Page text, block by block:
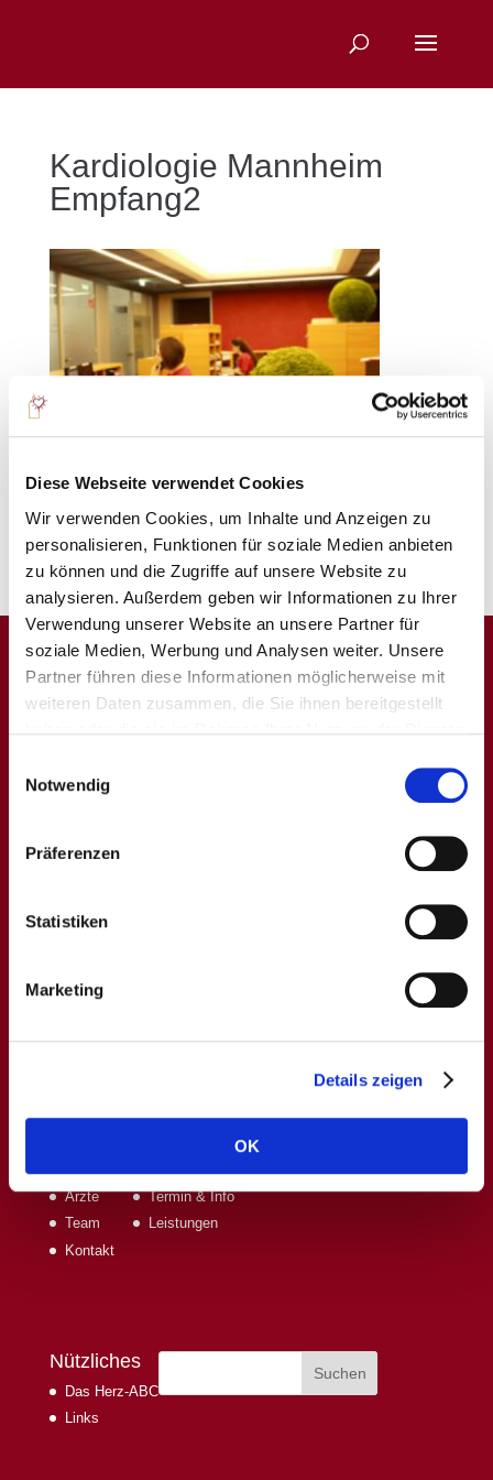
Diese Webseite verwendet Cookies
Wir verwenden Cookies, um Inhalte und Anzeigen zu
personalisieren, Funktionen für soziale Medien anbieten
zu können und die Zugriffe auf unsere Website zu
analysieren. Außerdem geben wir Informationen zu Ihrer
Verwendung unserer Website an unsere Partner für
soziale Medien, Werbung und Analysen weiter. Unsere
Partner führen diese Informationen möglicherweise mit
weiteren Daten zusammen, die Sie ihnen bereitgestellt
Cookies, wenn Sie unsere Webseite weiterhin nutzen.
Notwendig
Präferenzen
Statistiken
Marketing
Details zeigen
OK
Kardiologie Mannheim
Empfang2
Sie suchen nach einem bestimmten Thema?
Wir sind zertifiziert
einer ISO-9001-Zertifizierung auf Ihren Qualitätsstandard hin
erfolgreich prüfen lassen.
Qualitätspraxis
des Bundes Niedergelassener Kardiologen.
Die Praxis ist seit 2012 von der Deutschen Gesellschaft für
Es besteht die Zusatzqualifikation für Sportkardiologie.
Kardiologische Schwerpunktpraxis ©2021. All Rights
Ärzte
Team
Kontakt
Termin & Info
Leistungen
Nützliches
Das Herz-ABC
Links